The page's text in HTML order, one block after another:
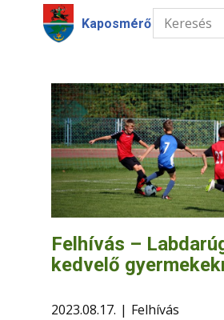
Kaposmérő
Hírek
Intézmények
Információk
Kapcsolat
Felhívás –
kedvelő
2023.08.17. Felhívás